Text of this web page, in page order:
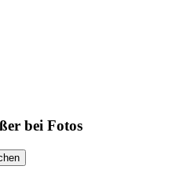
bei Fotos